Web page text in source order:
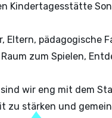
Kindertagesstätte
Eltern,
zum Spielen,
sind wir eng mit dem
zu stärken und